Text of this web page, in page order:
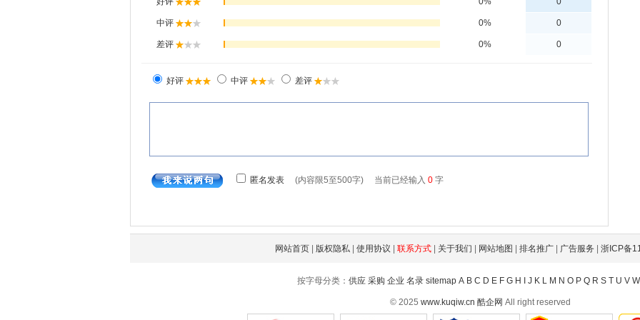
网站首页| 版权隐私 | 使用协议 | 联系方式| 关于我们 | 网站地图 | 排名推广| 广告服务 | 浙ICP备
按字母分类： 供应 采购 企业 名录 sitemap A B C D E F G H I J K L M N O P Q R S T U V W
© 2025 www.kuqiw.cn 酷企网 All right reserved